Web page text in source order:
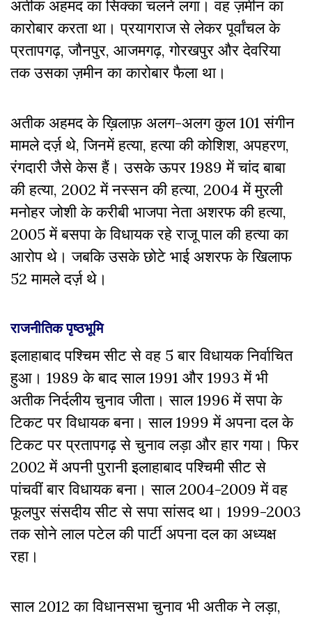
अतीक अहमद का सिक्का चलने लगा।वह ज़मीन का
कारोबार करता था। प्रयागराज से लेकर पूर्वांचल के
प्रतापगढ़, जौनपुर, आजमगढ़, गोरखपुर और देवरिया
तक उसका ज़मीन का कारोबार फैला था।
अतीक अहमद के ख़िलाफ़ अलग-अलग कुल 101 संगीन
मामले दर्ज़ थे,जिनमें हत्या, हत्या की कोशिश, अपहरण,
रंगदारी जैसे केस हैं। उसके ऊपर 1989 में चांद बाबा
की हत्या, 2002 में नस्सन की हत्या, 2004 में मुरली
मनोहर जोशी के करीबी भाजपा नेता अशरफ की हत्या,
2005 में बसपा के विधायक रहे राजू पाल की हत्या का
आरोप थे। जबकि उसके छोटे भाई अशरफ के खिलाफ
52 मामले दर्ज़ थे।
राजनीतिक पृष्ठभूमि
इलाहाबाद पश्चिम सीट से वह 5 बार विधायक निर्वाचित
हुआ। 1989 के बादसाल 1991 और 1993 में भी
अतीक निर्दलीय चुनाव जीता। साल 1996 में सपा के
टिकट पर विधायक बना। साल 1999 में अपना दल के
टिकट पर प्रतापगढ़ से चुनाव लड़ा और हार गया। फिर
2002 में अपनी पुरानी इलाहाबाद पश्चिमी सीट से
पांचवीं बार विधायक बना। साल 2004-2009 में वह
फूलपुर संसदीय सीट से सपा सांसद था। 1999-2003
तक सोने लाल पटेल की पार्टी अपना दल का अध्यक्ष
रहा।
साल 2012 का विधानसभा चुनाव भी अतीक ने लड़ा,